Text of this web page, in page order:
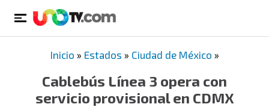
Inicio » Estados » Ciudad de México »
Cablebús Línea 3 opera con
servicio provisional en CDMX